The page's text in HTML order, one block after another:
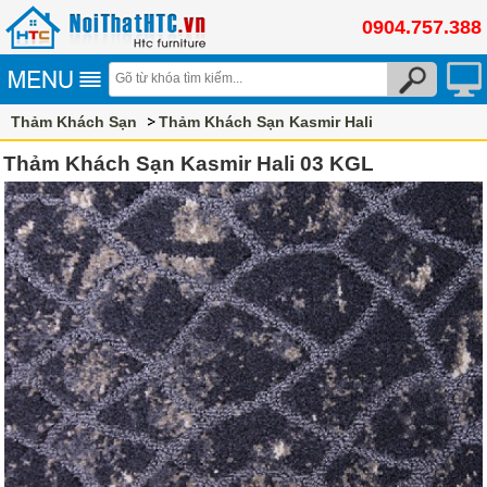
0904.757.388
Thảm Khách Sạn Thảm Khách Sạn Kasmir Hali
Thảm Khách Sạn Kasmir Hali 03 KGL